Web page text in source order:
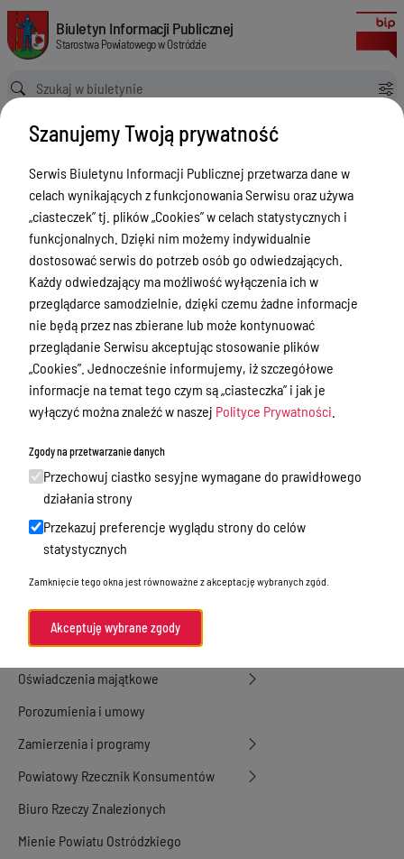
Aktualizacja gleboznawczej klasyfikacji gruntów
Biuletyn Informacji Publicznej Starostwa Powiatowego w Ostródzie
Biuletyn Informacji Publicznej
Starostwa Powiatowego w Ostródzie
Ścieżka powrotu
Strona główna
Poradnik interesanta Wydział Geodezji i Kartografii
Aktualizacja gleboznawczej klasyfikacji gruntów
Poradnik interesanta Wydział
Geodezji i Kartografii
Menu Przedmiotowe
Starostwo Powiatowe
Poradnik Interesanta
Informacje o naborze
Zamówienia Publiczne
Tablica ogłoszeń
Nieodpłatna Pomoc Prawna
Akty Prawne
Rejestry, ewidencje i archiwa
Budżet
Organizacja działania samorządu
powiatowego
Organy Powiatu
Oświadczenia majątkowe
Porozumienia i umowy
Zamierzenia i programy
Powiatowy Rzecznik Konsumentów
Biuro Rzeczy Znalezionych
Mienie Powiatu Ostródzkiego
Szanujemy Twoją prywatność
Serwis Biuletynu Informacji Publicznej przetwarza dane w
celach wynikających z funkcjonowania Serwisu oraz używa
„ciasteczek” tj. plików „Cookies” w celach statystycznych i
funkcjonalnych. Dzięki nim możemy indywidualnie
dostosować serwis do potrzeb osób go odwiedzających.
Każdy odwiedzający ma możliwość wyłączenia ich w
przeglądarce samodzielnie, dzięki czemu żadne informacje
nie będą przez nas zbierane lub może kontynuować
przeglądanie Serwisu akceptując stosowanie plików
„Cookies”. Jednocześnie informujemy, iż szczegółowe
informacje na temat tego czym są „ciasteczka” i jak je
wyłączyć można znaleźć w naszej Polityce Prywatności
Zgody na przetwarzanie danych
Przechowuj ciastko sesyjne wymagane do prawidłowego
działania strony
Przekazuj preferencje wyglądu strony do celów
statystycznych
Zamknięcie tego okna jest równoważne z akceptację wybranych zgód.
Akceptuję wybrane zgody